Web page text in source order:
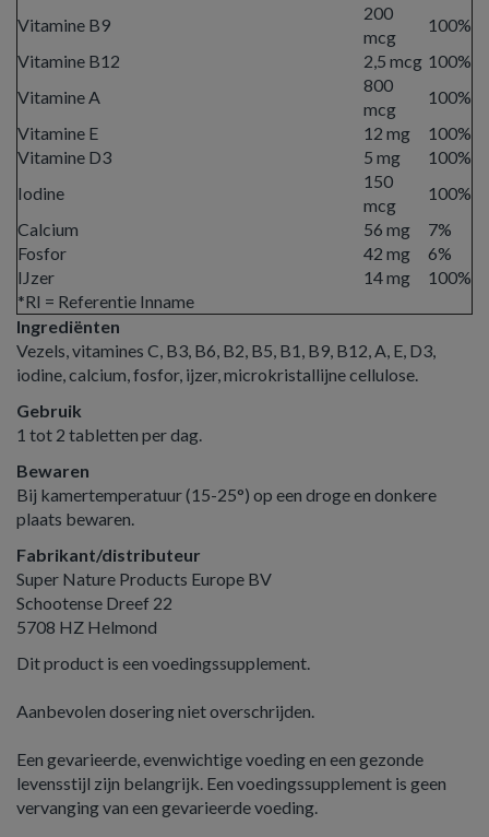
Vitamine B9
200
mcg
100%
Vitamine B12
2,5 mcg 100%
Vitamine A
800
mcg
100%
Vitamine E
12 mg
100%
Vitamine D3
5 mg
100%
Iodine
150
mcg
100%
Calcium
56 mg
7%
Fosfor
42 mg
6%
IJzer
14 mg
100%
*RI = Referentie Inname
Ingrediënten
Vezels, vitamines C, B3, B6, B2, B5, B1, B9, B12, A, E, D3,
iodine, calcium, fosfor, ijzer, microkristallijne cellulose.
Gebruik
1 tot 2 tabletten per dag.
Bewaren
Bij kamertemperatuur (15-25°) op een droge en donkere
plaats bewaren.
Fabrikant/distributeur
Super Nature Products Europe BV
Schootense Dreef 22
5708 HZ Helmond
Dit product is een voedingssupplement.
Aanbevolen dosering niet overschrijden.
Een gevarieerde, evenwichtige voeding en een gezonde
levensstijl zijn belangrijk. Een voedingssupplement is geen
vervanging van een gevarieerde voeding.